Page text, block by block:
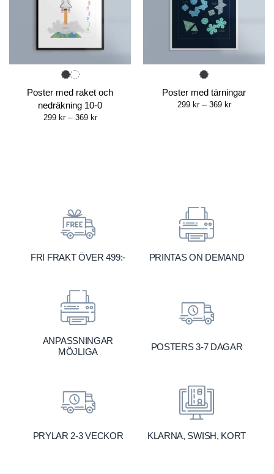
Poster med raket och
nedräkning 10-0
299 kr – 369 krPrice
Poster med tärningar
299 kr – 369 krPrice
FRI FRAKT ÖVER 499:- PRINTAS ON DEMAND
ANPASSNINGAR
MÖJLIGA
POSTERS 3-7 DAGAR
PRYLAR 2-3 VECKOR KLARNA, SWISH, KORT